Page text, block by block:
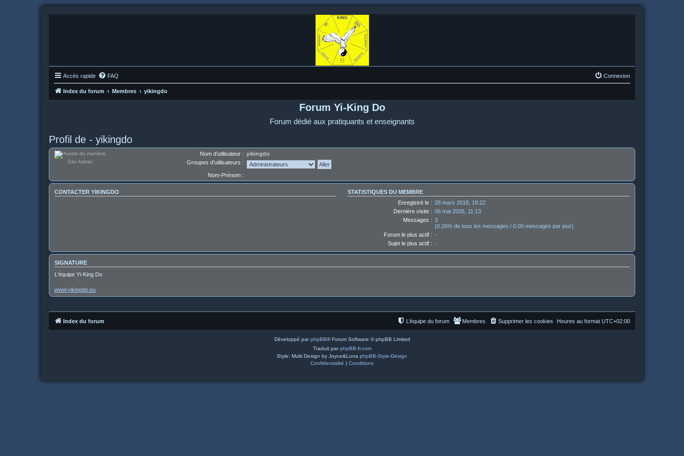
Accès rapide FAQ Connexion
Index du forum Membres yikingdo
Forum Yi-King Do
Forum dédié aux pratiquants et enseignants
Profil de - yikingdo
Site Admin
Nom d’utilisateur : yikingdo
Groupes d’utilisateurs :
Nom-Prénom :
CONTACTER YIKINGDO
STATISTIQUES DU MEMBRE
Enregistré le : 28 mars 2018, 19:22
Dernière visite : 06 mai 2026, 11:13
Messages : 3
(0.26% de tous les messages / 0.00 messages par jour)
Forum le plus actif : -
Sujet le plus actif : -
SIGNATURE
L'équipe Yi-King Do
www.yikingdo.eu
Index du forum Heures au format UTC+02:00
Supprimer les cookies
Membres
L’équipe du forum
Développé parphpBB® Forum Software © phpBB Limited
Traduit parphpBB-fr.com
Style: Multi Design by Joyce&Luna phpBB-Style-Design
Confidentialité | Conditions